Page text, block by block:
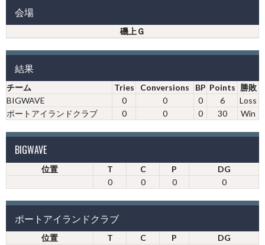
会場
磯上Ｇ
結果
チーム Tries Conversions BP Points 勝敗
BIGWAVE
0 0 0 6
Loss
ポートアイランドクラブ
0 0 0 30 Win
BIGWAVE
位置 T C P
DG
0
0 0 0
ポートアイランドクラブ
位置 T C P
DG